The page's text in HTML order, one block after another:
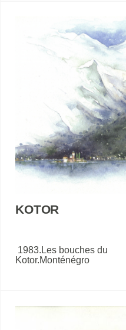
KOTOR
1983.Les bouches du
Kotor.Monténégro